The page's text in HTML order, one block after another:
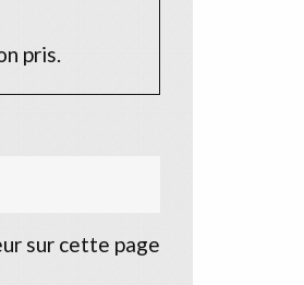
pris.
sur cette page